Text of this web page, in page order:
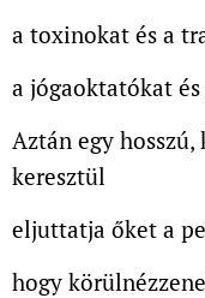
a toxinokat és a
a jógaoktatókat
Aztán egy
keresztül
eljuttatja őket a
hogy